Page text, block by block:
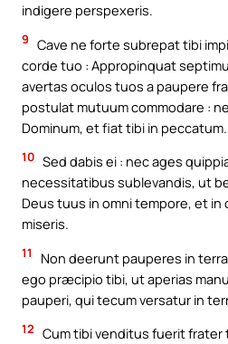
indigere perspexeris.
9 Cave ne forte subrepat tibi
corde tuo : Appropinquat
avertas oculos tuos a paupere
postulat mutuum commodare :
Dominum, et fiat tibi in peccatum.
10 Sed dabis ei : nec ages
necessitatibus sublevandis, ut
Deus tuus in omni tempore, et
miseris.
11
Non deerunt pauperes in
ego præcipio tibi, ut aperias
pauperi, qui tecum versatur in
12 Cum tibi venditus fuerit